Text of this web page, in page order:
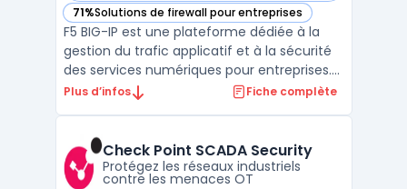
71%Solutions de firewall pour entreprises
— voir F5 BIG-IP dans cette catégorie
F5 BIG-IP est une plateforme dédiée à la
gestion du trafic applicatif et à la sécurité
des services numériques pour entreprises.
Le logiciel cible les organisations qui
équipes techniques doivent concilier
performance r ...
Plus d’infos Fiche complète
Check Point SCADA Security
Protégez les réseaux industriels
contre les menaces OT